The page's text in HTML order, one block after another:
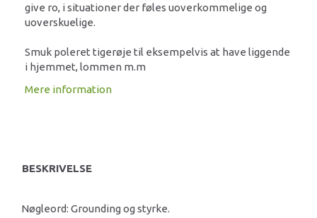
give ro, i situationer der føles uoverkommelige og
uoverskuelige.
Smuk poleret tigerøje til eksempelvis at have liggende
i hjemmet, lommen m.m
Mere information
BESKRIVELSE
Nøgleord: Grounding og styrke.